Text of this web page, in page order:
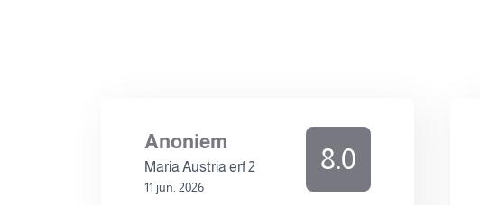
Anoniem
Maria Austria erf 2
11 jun. 2026
8.0